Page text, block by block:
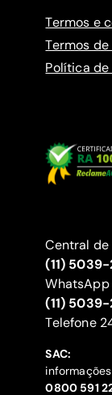
Termos e
Termos de
Política
Central de
(11) 5039-
(11) 5039-
‍Telefone
SAC:
‍0800 591